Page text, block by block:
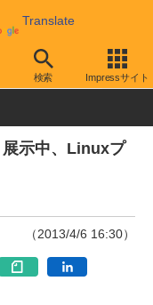
Translate
検索 Impressサイト
小型PC
展示中、Linuxプ
（2013/4/6 16:30）